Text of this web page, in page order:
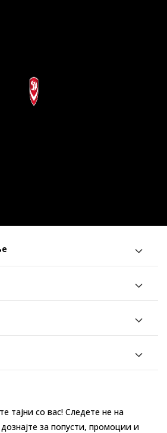
тајни со вас! Следете не на
за попусти, промоции и